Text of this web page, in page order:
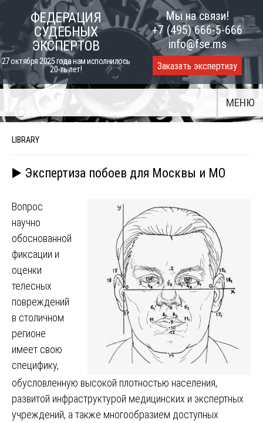
content
ФЕДЕРАЦИЯ
СУДЕБНЫХ
ЭКСПЕРТОВ
27 октября 2025 года нам исполнилось
20-ть лет!
Мы на связи!
+7 (495) 666-5-666
info@fse.ms
Заказать экспертизу
МЕНЮ
LIBRARY
▶️ Экспертиза побоев для Москвы и МО
Вопрос
научно
обоснованной
фиксации и
оценки
телесных
повреждений
в столичном
регионе
имеет свою
специфику,
обусловленную высокой плотностью населения,
развитой инфраструктурой медицинских и экспертных
учреждений, а также многообразием доступных